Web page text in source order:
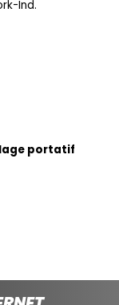
Ind.
portatif